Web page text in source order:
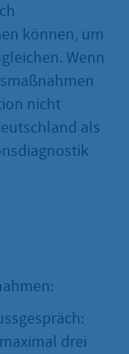
können, um
Wenn
nicht
als
drei